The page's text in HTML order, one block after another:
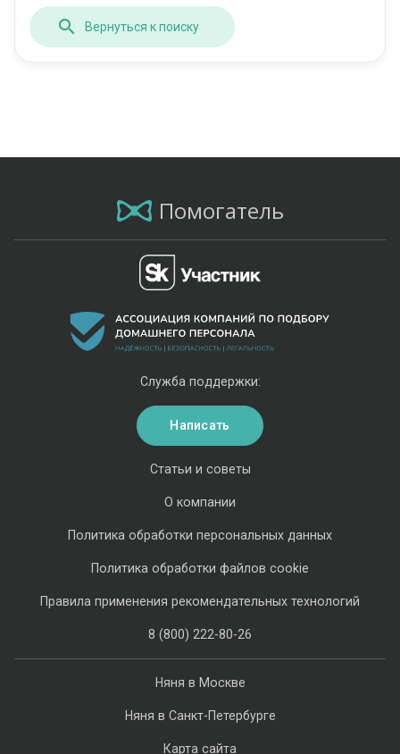
Вернуться к поиску
Помогатель
Няня в Москве
Няня в Санкт-Петербурге
Карта сайта
Статьи и советы
О компании
Политика обработки персональных данных
Политика обработки файлов cookie
Правила применения рекомендательных технологий
8 (800) 222-80-26
Служба поддержки:
Написать